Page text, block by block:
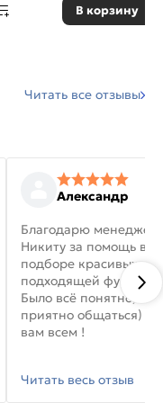
В корзину
Читать все отзывы
Александр
Благодарю
Никиту за помощь в
подборе красивых
подходящей
Было всё понятно, и
приятно общаться)
вам всем !
Читать весь отзыв